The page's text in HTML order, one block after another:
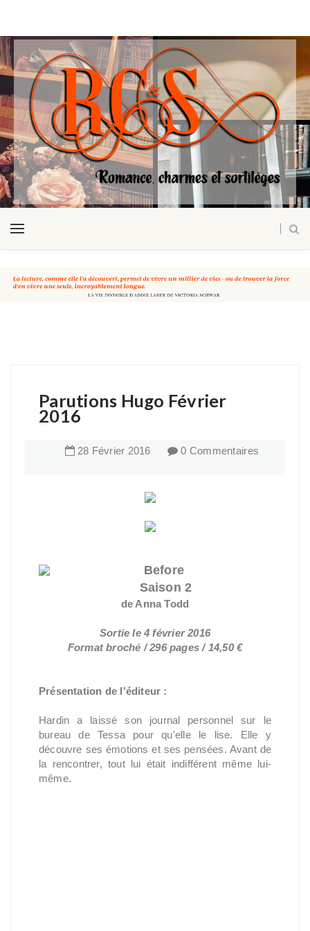
Parutions Hugo Février
2016
28 Février 2016 0 Commentaires
Before
Saison 2
de Anna Todd
Sortie le 4 février 2016
Format broché / 296 pages / 14,50 €
Présentation de l'éditeur :
Hardin a laissé son journal personnel sur le
bureau de Tessa pour qu'elle le lise. Elle y
découvre ses émotions et ses pensées. Avant de
la rencontrer, tout lui était indifférent même lui-
même.